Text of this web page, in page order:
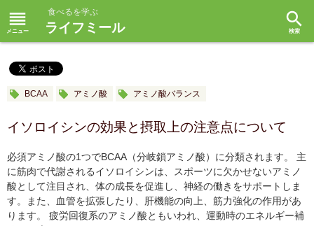
reorder 食べるを学ぶ
ライフミール search
BCAA アミノ酸 アミノ酸バランス
イソロイシンの効果と摂取上の注意点について
必須アミノ酸の1つでBCAA（分岐鎖アミノ酸）に分類されます。 主
に筋肉で代謝されるイソロイシンは、スポーツに欠かせないアミノ
酸として注目され、体の成長を促進し、神経の働きをサポートしま
す。また、血管を拡張したり、肝機能の向上、筋力強化の作用があ
ります。 疲労回復系のアミノ酸ともいわれ、運動時のエネルギー補